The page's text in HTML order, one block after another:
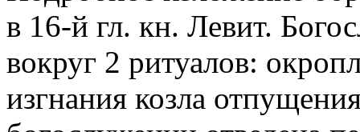
в 16-й гл. кн. Левит.
вокруг 2 ритуалов:
изгнания козла